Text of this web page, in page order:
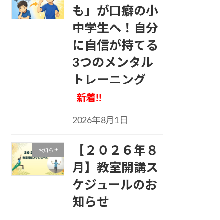
も」が口癖の小
中学生へ！自分
に自信が持てる
3つのメンタル
トレーニング
新着!!
2026年8月1日
お知らせ
【２０２６年８
月】教室開講ス
ケジュールのお
知らせ